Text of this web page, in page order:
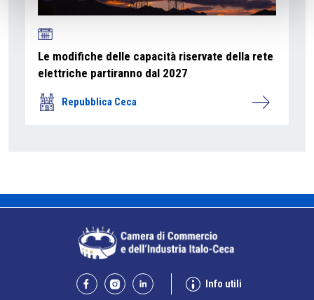
Le modifiche delle capacità riservate della rete
elettriche partiranno dal 2027
Repubblica Ceca
Info utili